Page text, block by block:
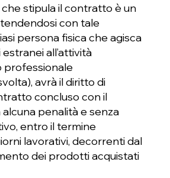
stipula il contratto è un
con tale
persona fisica che agisca
all’attività
professionale
avrà il diritto di
concluso con il
penalità e senza
entro il termine
lavorativi, decorrenti dal
dei prodotti acquistati